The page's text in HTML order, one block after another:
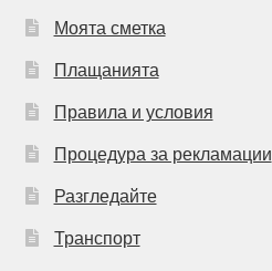
Моята сметка
Плащанията
Правила и условия
Процедура за рекламации
Разгледайте
Транспорт